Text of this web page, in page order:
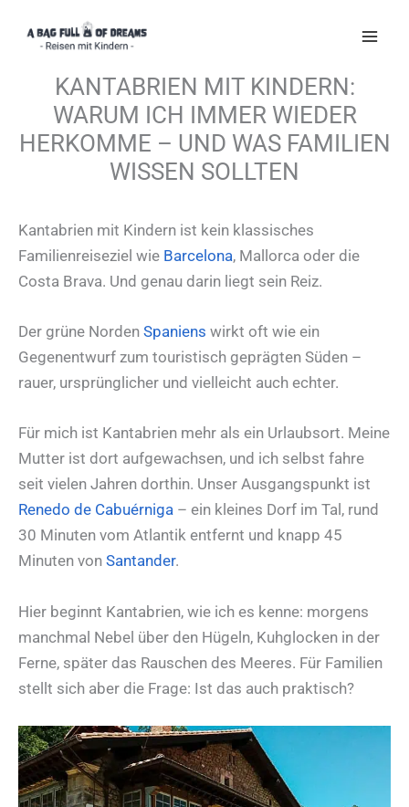
Inhalt
KANTABRIEN MIT KINDERN:
WARUM ICH IMMER WIEDER
HERKOMME – UND WAS FAMILIEN
WISSEN SOLLTEN
Kantabrien mit Kindern ist kein klassisches
Familienreiseziel wie Barcelona, Mallorca oder die
Costa Brava. Und genau darin liegt sein Reiz.
Der grüne Norden Spaniens wirkt oft wie ein
Gegenentwurf zum touristisch geprägten Süden –
rauer, ursprünglicher und vielleicht auch echter.
Für mich ist Kantabrien mehr als ein Urlaubsort. Meine
Mutter ist dort aufgewachsen, und ich selbst fahre
seit vielen Jahren dorthin. Unser Ausgangspunkt ist
Renedo de Cabuérniga – ein kleines Dorf im Tal, rund
30 Minuten vom Atlantik entfernt und knapp 45
Minuten von Santander.
Hier beginnt Kantabrien, wie ich es kenne: morgens
manchmal Nebel über den Hügeln, Kuhglocken in der
Ferne, später das Rauschen des Meeres. Für Familien
stellt sich aber die Frage: Ist das auch praktisch?